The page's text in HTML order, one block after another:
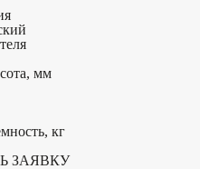
мм
кг
ЗАЯВКУ